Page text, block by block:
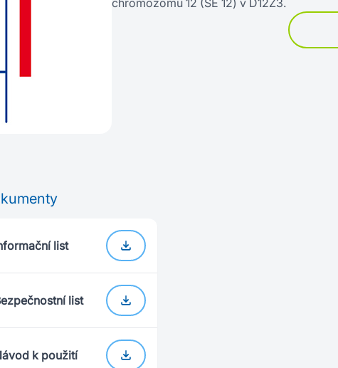
chromozomu 12 (SE 12) v D12Z3.
list
list
k použití